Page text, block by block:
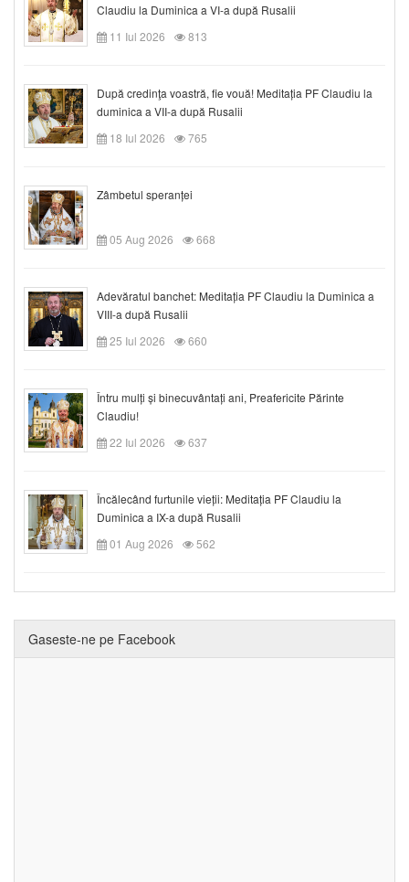
Claudiu la Duminica a VI-a după Rusalii
11 Iul 2026
813
După credinţa voastră, fie vouă! Meditația PF Claudiu la
duminica a VII-a după Rusalii
18 Iul 2026
765
Zâmbetul speranței
05 Aug 2026 668
Adevăratul banchet: Meditația PF Claudiu la Duminica a
VIII-a după Rusalii
25 Iul 2026
660
Întru mulți și binecuvântați ani, Preafericite Părinte
Claudiu!
22 Iul 2026
637
Încălecând furtunile vieții: Meditația PF Claudiu la
Duminica a IX-a după Rusalii
01 Aug 2026
562
Gaseste-ne pe Facebook